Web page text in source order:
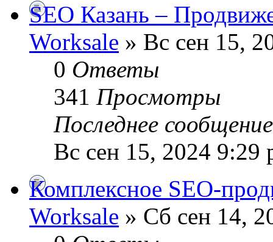
SEO Казань –
Worksale » Вс сен 15,
0 Ответы
341 Просмотры
Последнее
Вс сен 15, 2024 9:29
Комплексное SEO-
Worksale » Сб сен 14,